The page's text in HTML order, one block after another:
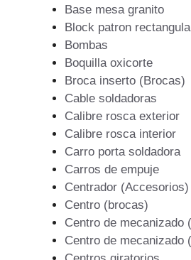
Base mesa granito
Block patron
Bombas
Boquilla oxicorte
Broca inserto (Brocas)
Cable soldadoras
Calibre rosca exterior
Calibre rosca interior
Carro porta soldadora
Carros de empuje
Centrador (Accesorios)
Centro (brocas)
Centro de mecanizado
Centro de mecanizado